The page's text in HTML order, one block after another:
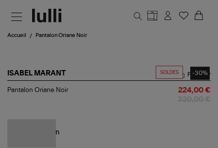
Accueil Pantalon Oriane Noir
SOLDES -30%
ISABEL MARANT
Pantalon
Partager
Pantalon Oriane Noir 224,00 €